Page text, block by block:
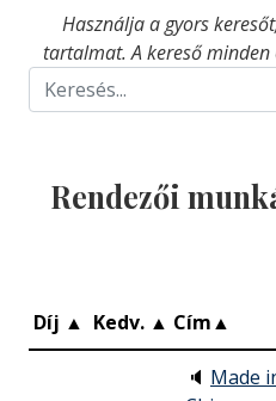
Használja a gyors
tartalmat. A kereső
Rendezői
Díj ▲ Kedv. ▲ Cím▲
🔈 Made